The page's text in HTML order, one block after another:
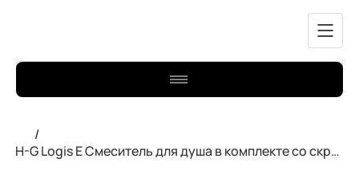
/
H-G Logis E Смеситель для душа в комплекте со скрытой частью 71608000